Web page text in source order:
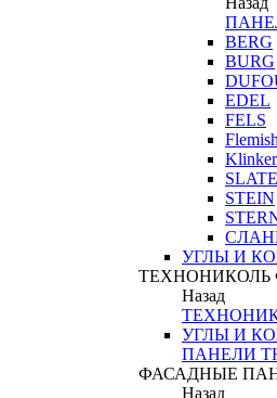
BERG
BURG
EDEL
FELS
Flemish
Klinker
SLATE
STEIN
УГЛЫ И
ТЕХНОНИКОЛЬ
Назад
УГЛЫ И
ПАНЕЛИ
ФАСАДНЫЕ
Назад